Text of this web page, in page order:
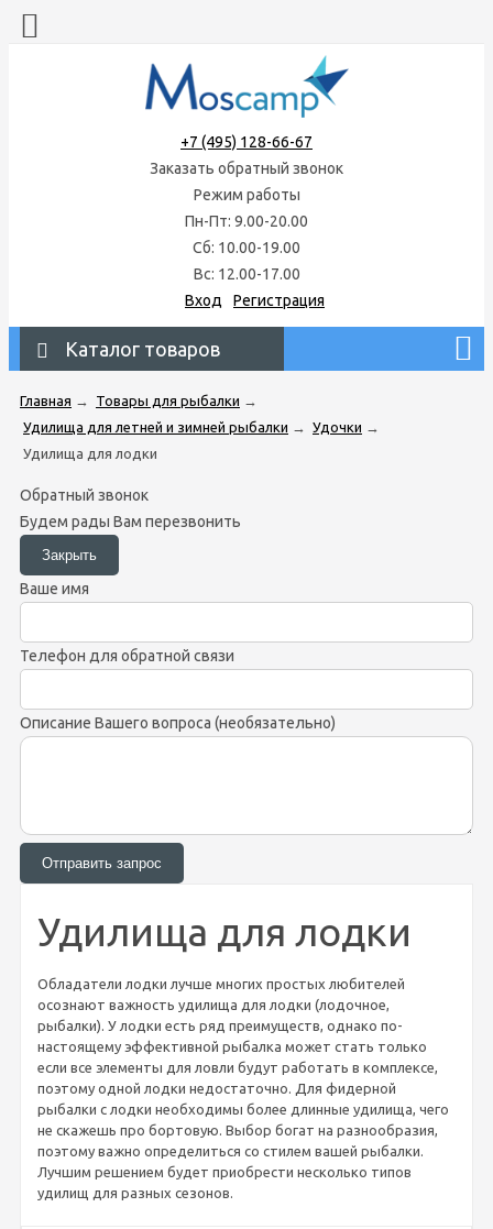
+7 (495) 128-66-67
Заказать обратный звонок
Режим работы
Пн-Пт: 9.00-20.00
Сб: 10.00-19.00
Вс: 12.00-17.00
Вход
Регистрация
Каталог товаров
Главная → Товары для рыбалки →
Удилища для летней и зимней рыбалки → Удочки →
Удилища для лодки
Обратный звонок
Будем рады Вам перезвонить
Ваше имя
Телефон для обратной связи
Описание Вашего вопроса (необязательно)
Удилища для лодки
Обладатели лодки лучше многих простых любителей
осознают важность удилища для лодки (лодочное,
рыбалки). У лодки есть ряд преимуществ, однако по-
настоящему эффективной рыбалка может стать только
если все элементы для ловли будут работать в комплексе,
поэтому одной лодки недостаточно. Для фидерной
рыбалки с лодки необходимы более длинные удилища, чего
не скажешь про бортовую. Выбор богат на разнообразия,
поэтому важно определиться со стилем вашей рыбалки.
Лучшим решением будет приобрести несколько типов
удилищ для разных сезонов.